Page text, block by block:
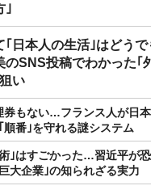
｣
日本人の生活｣はどうで
SNS投稿でわかった｢
い
券もない…フランス人が日
番｣を守れる謎システム
｣はすごかった…習近平が
大企業｣の知られざる実力